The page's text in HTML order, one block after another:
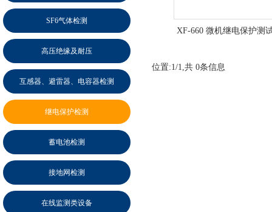
SF6气体检测
高压绝缘及耐压
互感器、避雷器、电容器检测
继电保护检测
蓄电池检测
接地网检测
在线监测类设备
XF-660 微机继电保护测
位置:1/1,共 0条信息